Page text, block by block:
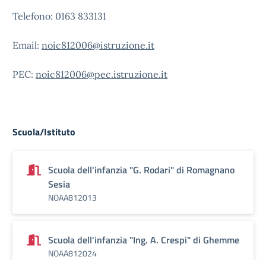
Telefono: 0163 833131
Email: noic812006@istruzione.it
PEC: noic812006@pec.istruzione.it
Scuola/Istituto
Scuola dell'infanzia "G. Rodari" di Romagnano
Sesia
NOAA812013
Scuola dell'infanzia "Ing. A. Crespi" di Ghemme
NOAA812024